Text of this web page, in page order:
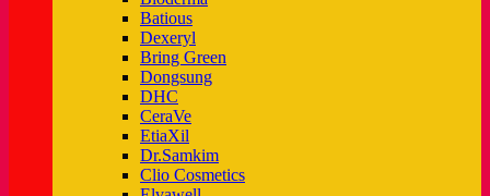
Batious
Dexeryl
Bring Green
Dongsung
DHC
CeraVe
EtiaXil
Dr.Samkim
Clio Cosmetics